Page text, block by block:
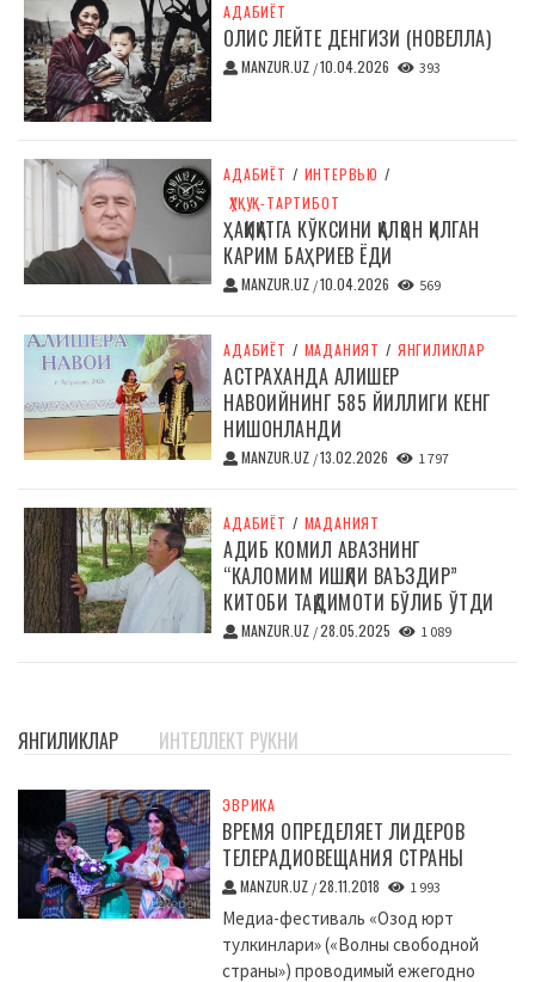
АДАБИЁТ
ОЛИС ЛЕЙТЕ ДЕНГИЗИ (НОВЕЛЛА)
MANZUR.UZ /10.04.2026 393
АДАБИЁТ / ИНТЕРВЬЮ /
ҲУҚУҚ-ТАРТИБОТ
ҲАҚИҚАТГА КЎКСИНИ ҚАЛҚОН ҚИЛГАН
КАРИМ БАҲРИЕВ ЁДИ
MANZUR.UZ /10.04.2026 569
АДАБИЁТ / МАДАНИЯТ / ЯНГИЛИКЛАР
АСТРАХАНДА АЛИШЕР
НАВОИЙНИНГ 585 ЙИЛЛИГИ КЕНГ
НИШОНЛАНДИ
MANZUR.UZ /13.02.2026 1 797
АДАБИЁТ / МАДАНИЯТ
АДИБ КОМИЛ АВАЗНИНГ
“КАЛОМИМ ИШҚЛИ ВАЪЗДИР”
КИТОБИ ТАҚДИМОТИ БЎЛИБ ЎТДИ
MANZUR.UZ /28.05.2025 1 089
ЯНГИЛИКЛАР ИНТЕЛЛЕКТ РУКНИ
ЭВРИКА
ВРЕМЯ ОПРЕДЕЛЯЕТ ЛИДЕРОВ
ТЕЛЕРАДИОВЕЩАНИЯ СТРАНЫ
MANZUR.UZ /28.11.2018 1 993
Медиа-фестиваль «Озод юрт
тулкинлари» («Волны свободной
страны») проводимый ежегодно